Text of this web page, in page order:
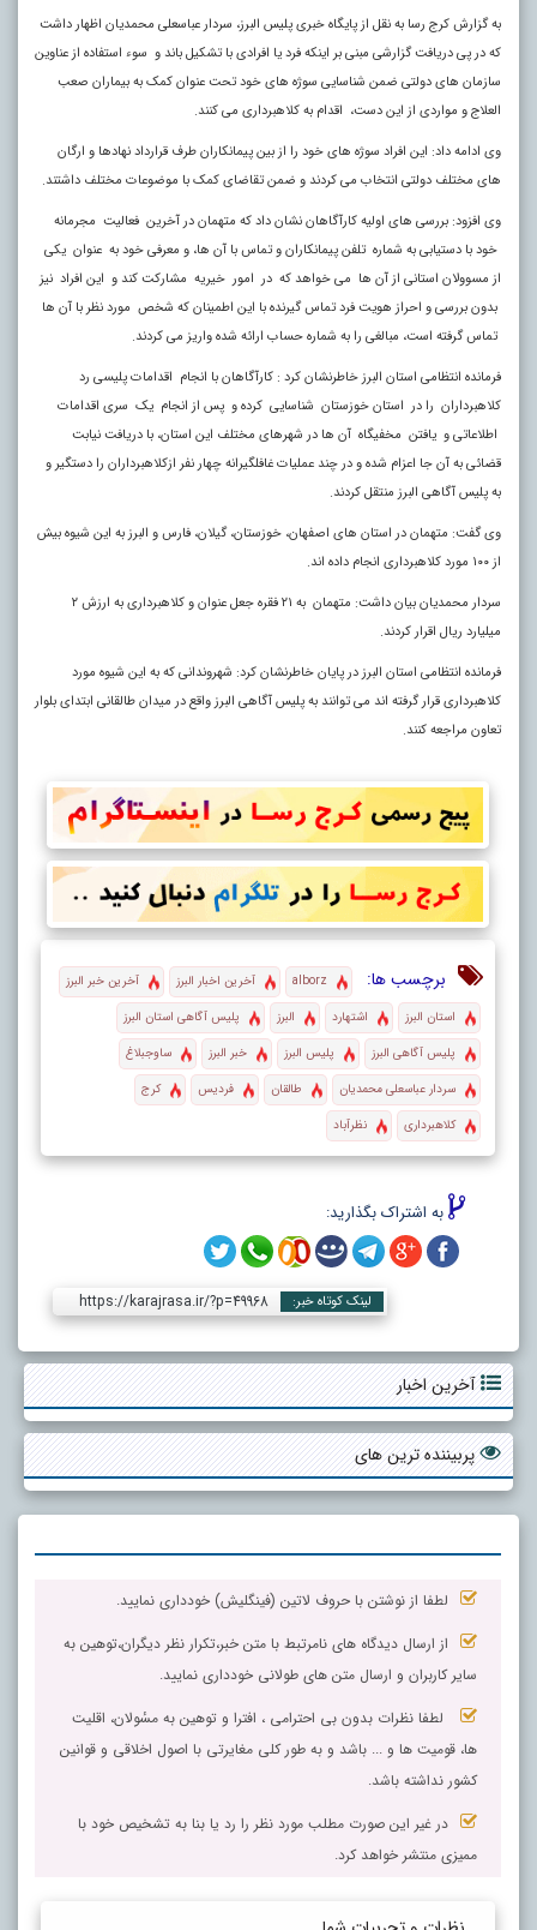
به گزارش کرج رسا به نقل از پایگاه خبری پلیس البرز، سردار عباسعلی محمدیان اظهار داشت
که در پی دریافت گزارشی مبنی بر اینکه فرد یا افرادی با تشکیل باند و سوء استفاده از عناوین
سازمان های دولتی ضمن شناسایی سوژه های خود تحت عنوان کمک به بیماران صعب
العلاج و مواردی از این دست، اقدام به کلاهبرداری می کنند.
وی ادامه داد: این افراد سوژه های خود را از بین پیمانکاران طرف قرارداد نهادها و ارگان
های مختلف دولتی انتخاب می کردند و ضمن تقاضای کمک با موضوعات مختلف داشتند.
وی افزود: بررسی های اولیه کارآگاهان نشان داد که متهمان در آخرین فعالیت مجرمانه
خود با دستیابی به شماره تلفن پیمانکاران و تماس با آن ها، و معرفی خود به عنوان یکی
از مسوولان استانی از آن ها می خواهد که در امور خیریه مشارکت کند و این افراد نیز
بدون بررسی و احراز هویت فرد تماس گیرنده با این اطمینان که شخص مورد نظر با آن ها
تماس گرفته است، مبالغی را به شماره حساب ارائه شده واریز می کردند.
فرمانده انتظامی استان البرز خاطرنشان کرد : کارآگاهان با انجام اقدامات پلیسی رد
کلاهبرداران را در استان خوزستان شناسایی کرده و پس از انجام یک سری اقدامات
اطلاعاتی و یافتن مخفیگاه آن ها در شهرهای مختلف این استان، با دریافت نیابت
قضائی به آن جا اعزام شده و در چند عملیات غافلگیرانه چهار نفر ازکلاهبرداران را دستگیر و
به پلیس آگاهی البرز منتقل کردند.
وی گفت: متهمان در استان های اصفهان، خوزستان، گیلان، فارس و البرز به این شیوه بیش
از ۱۰۰ مورد کلاهبرداری انجام داده اند.
سردار محمدیان بیان داشت: متهمان به ۲۱ فقره جعل عنوان و کلاهبرداری به ارزش ۲
میلیارد ریال اقرار کردند.
فرمانده انتظامی استان البرز در پایان خاطرنشان کرد: شهروندانی که به این شیوه مورد
کلاهبرداری قرار گرفته اند می توانند به پلیس آگاهی البرز واقع در میدان طالقانی ابتدای بلوار
تعاون مراجعه کنند.
برچسب ها: alborz آخرین اخبار البرز
آخرین خبر البرز
استان البرز
اشتهارد البرز
پلیس آگاهی استان البرز
پلیس آگاهی البرز
پلیس البرز خبر البرز
ساوجبلاغ
سردار عباسعلی محمدیان
طالقان فردیس
کرج
کلاهبرداری
نظرآباد
به اشتراک بگذارید:
لینک کوتاه خبر: https://karajrasa.ir/?p=49968
آخرین اخبار
پربیننده ترین های
لطفا از نوشتن با حروف لاتین (فینگلیش) خودداری نمایید.
از ارسال دیدگاه های نامرتبط با متن خبر،تکرار نظر دیگران،توهین به
سایر کاربران و ارسال متن های طولانی خودداری نمایید.
لطفا نظرات بدون بی احترامی ، افترا و توهین به مسٔولان، اقلیت
ها، قومیت ها و ... باشد و به طور کلی مغایرتی با اصول اخلاقی و قوانین
کشور نداشته باشد.
در غیر این صورت مطلب مورد نظر را رد یا بنا به تشخیص خود با
ممیزی منتشر خواهد کرد.